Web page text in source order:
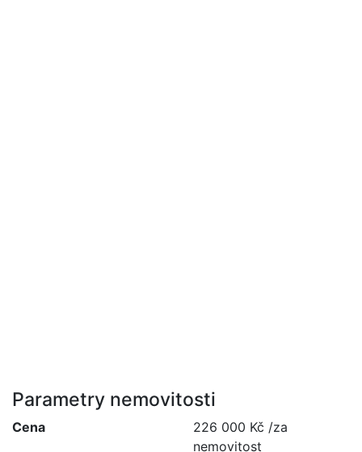
Parametry nemovitosti
Cena
226 000 Kč /za
nemovitost